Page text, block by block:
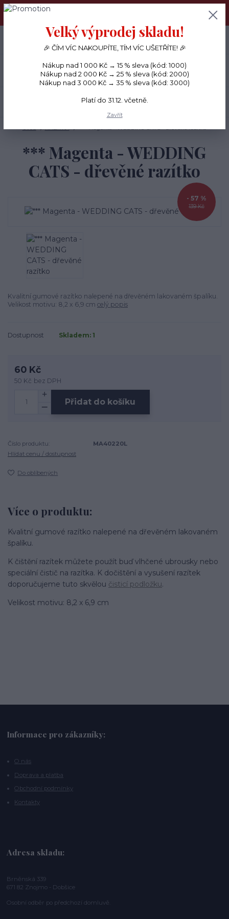
PŘÁNÍČKA a PAPÍROVÉ DÁRKY odesílám každý den, KREATIVNÍ
Menu
CZK
+420 734 380 930
(Po-Ne, 8-20 hod.)
*** Magenta - WEDDING
CATS - dřevěné razítko
139 Kč
- 57 %
Kvalitní gumové razítko nalepené na dřevěném lakovaném špalíku.
Velikost motivu: 8,2 x 6,9 cm celý popis
Dostupnost Skladem: 1
60 Kč
50 Kč bez DPH
Přidat do košíku
Číslo produktu:
MA40220L
Hlídat cenu / dostupnost
Do oblíbených
Více o produktu:
Kvalitní gumové razítko nalepené na dřevěném lakovaném
špalíku.
K čištění razítek můžete použít buď vlhčené ubrousky nebo
speciální čistič na razítka. K dočištění a vysušení razítek
doporučujeme tuto skvělou čisticí podložku.
Velikost motivu: 8,2 x 6,9 cm
Informace pro zákazníky:
O nás
Doprava a platba
Obchodní podmínky
Kontakty
Adresa skladu:
Brněnská 339
671 82 Znojmo - Dobšice
Osobní odběr po předchozí domluvě.
Velký výprodej skladu!
🎉 ČÍM VÍC NAKOUPÍTE, TÍM VÍC UŠETŘÍTE! 🎉
Nákup nad 1 000 Kč → 15 % sleva (kód: 1000)
Nákup nad 2 000 Kč → 25 % sleva (kód: 2000)
Nákup nad 3 000 Kč → 35 % sleva (kód: 3000)
Platí do 31.12. včetně.
Zavřít